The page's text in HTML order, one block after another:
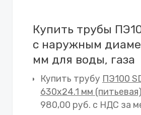
Купить трубы
с наружным
мм для воды, газа
Купить трубу ПЭ100
630х24.1 мм (питьевая)
980,00 руб. с НДС за